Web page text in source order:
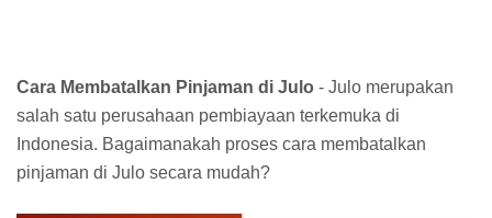
Cara Membatalkan Pinjaman di Julo - Julo merupakan
salah satu perusahaan pembiayaan terkemuka di
Indonesia. Bagaimanakah proses cara membatalkan
pinjaman di Julo secara mudah?